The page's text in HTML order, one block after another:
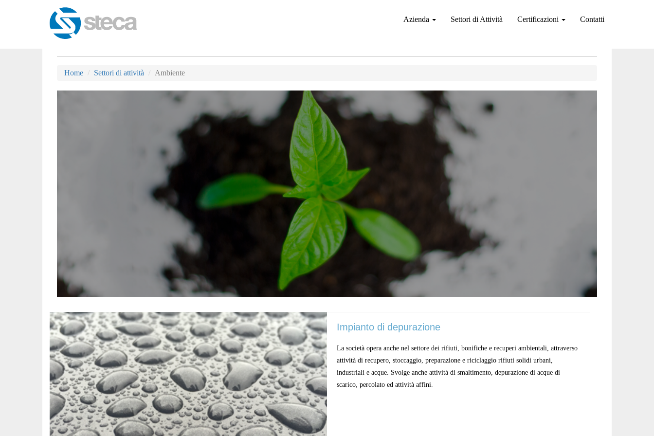
Azienda Settori di Attività Certificazioni Contatti
Home Settori di attività Ambiente
Impianto di depurazione
La società opera anche nel settore dei rifiuti, bonifiche e recuperi ambientali, attraverso
attività di recupero, stoccaggio, preparazione e riciclaggio rifiuti solidi urbani,
industriali e acque. Svolge anche attività di smaltimento, depurazione di acque di
scarico, percolato ed attività affini.